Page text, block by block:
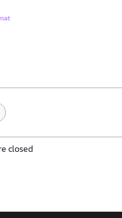
closed